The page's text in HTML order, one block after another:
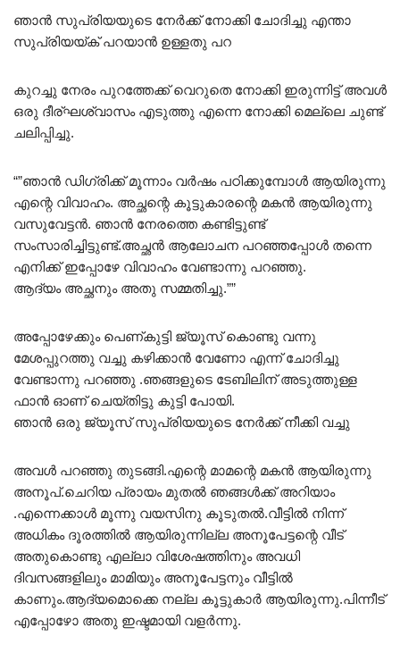
ഞാൻ സുപ്രിയയുടെ നേർക്ക് നോക്കി ചോദിച്ചു എന്താ
സുപ്രിയയ്ക് പറയാൻ ഉള്ളതു പറ
കുറച്ചു നേരം പുറത്തേക്ക് വെറുതെ നോക്കി ഇരുന്നിട്ട് അവൾ
ഒരു ദീര്ഘശ്വാസം എടുത്തു എന്നെ നോക്കി മെല്ലെ ചുണ്ട്
ചലിപ്പിച്ചു.
“”ഞാൻ ഡിഗ്രിക്ക് മൂന്നാം വർഷം പഠിക്കുമ്പോൾ ആയിരുന്നു
എന്റെ വിവാഹം. അച്ഛന്റെ കൂട്ടുകാരന്റെ മകൻ ആയിരുന്നു
വസുവേട്ടൻ. ഞാൻ നേരത്തെ കണ്ടിട്ടുണ്ട്
സംസാരിച്ചിട്ടുണ്ട്.അച്ഛൻ ആലോചന പറഞ്ഞപ്പോൾ തന്നെ
എനിക്ക് ഇപ്പോഴേ വിവാഹം വേണ്ടാന്നു പറഞ്ഞു.
ആദ്യം അച്ഛനും അതു സമ്മതിച്ചു.””
അപ്പോഴേക്കും പെണ്കുട്ടി ജ്യൂസ് കൊണ്ടു വന്നു
മേശപ്പുറത്തു വച്ചു കഴിക്കാൻ വേണോ എന്ന് ചോദിച്ചു
വേണ്ടാന്നു പറഞ്ഞു .ഞങ്ങളുടെ ടേബിലിന് അടുത്തുള്ള
ഫാൻ ഓണ് ചെയ്തിട്ടു കുട്ടി പോയി.
ഞാൻ ഒരു ജ്യൂസ്‌ സുപ്രിയയുടെ നേർക്ക് നീക്കി വച്ചു
അവൾ പറഞ്ഞു തുടങ്ങി.എന്റെ മാമന്റെ മകൻ ആയിരുന്നു
അനൂപ്.ചെറിയ പ്രായം മുതൽ ഞങ്ങൾക്ക് അറിയാം
.എന്നെക്കാൾ മൂന്നു വയസിനു കൂടുതൽ.വീട്ടിൽ നിന്ന്
അധികം ദൂരത്തിൽ ആയിരുന്നില്ല അനൂപേട്ടന്റെ വീട്
അതുകൊണ്ടു എല്ലാ വിശേഷത്തിനും അവധി
ദിവസങ്ങളിലും മാമിയും അനൂപേട്ടനും വീട്ടിൽ
കാണും.ആദ്യമൊക്കെ നല്ല കൂട്ടുകാർ ആയിരുന്നു.പിന്നീട്
എപ്പോഴോ അതു ഇഷ്ടമായി വളർന്നു.